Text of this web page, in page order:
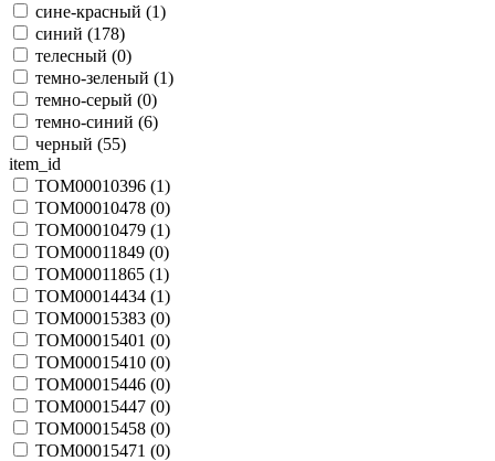
сине-красный (1)
синий (178)
телесный (0)
темно-зеленый (1)
темно-серый (0)
темно-синий (6)
черный (55)
item_id
TOM00010396 (1)
TOM00010478 (0)
TOM00010479 (1)
TOM00011849 (0)
TOM00011865 (1)
TOM00014434 (1)
TOM00015383 (0)
TOM00015401 (0)
TOM00015410 (0)
TOM00015446 (0)
TOM00015447 (0)
TOM00015458 (0)
TOM00015471 (0)